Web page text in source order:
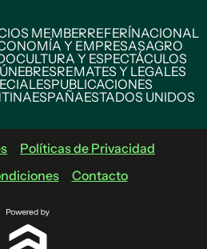
MEMBERREFERÍNACIONAL
Y EMPRESASAGRO
CULTURA Y ESPECTÁCULOS
REMATES Y LEGALES
PUBLICACIONES
ESPAÑAESTADOS UNIDOS
Políticas de Privacidad
Contacto